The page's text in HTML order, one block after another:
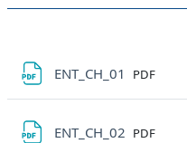
ENT_CH_01 File
PDF
ENT_CH_02 File
PDF